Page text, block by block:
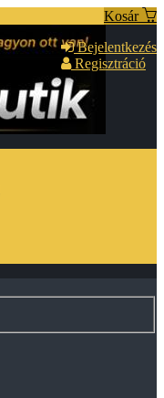
Kosár
Bejelentkezés
Regisztráció